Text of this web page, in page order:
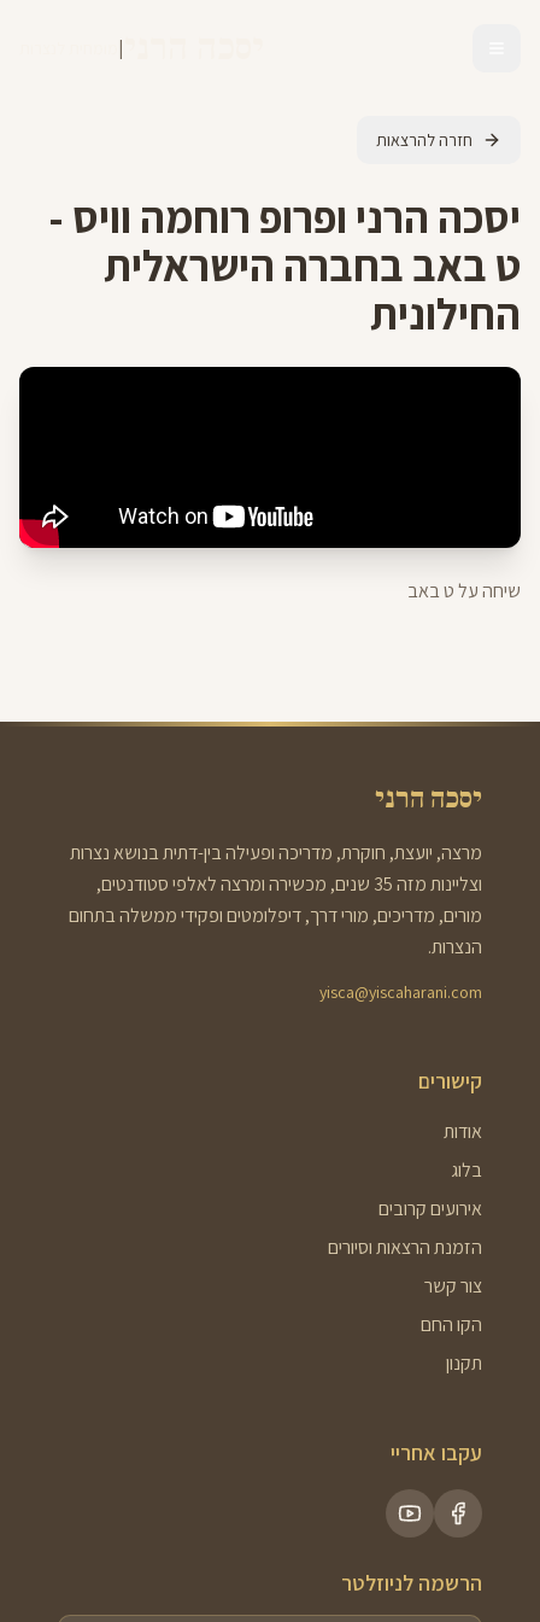
|
חזרה להרצאות
יסכה הרני ופרופ רוחמה וויס -
ט באב בחברה הישראלית
החילונית
שיחה על ט באב
יסכה הרני
מרצה, יועצת, חוקרת, מדריכה ופעילה בין-דתית בנושא נצרות
וצליינות מזה 35 שנים, מכשירה ומרצה לאלפי סטודנטים,
מורים, מדריכים, מורי דרך, דיפלומטים ופקידי ממשלה בתחום
הנצרות.
yisca@yiscaharani.com
קישורים
אודות
בלוג
אירועים קרובים
הזמנת הרצאות וסיורים
צור קשר
הקו החם
תקנון
עקבו אחריי
הרשמה לניוזלטר